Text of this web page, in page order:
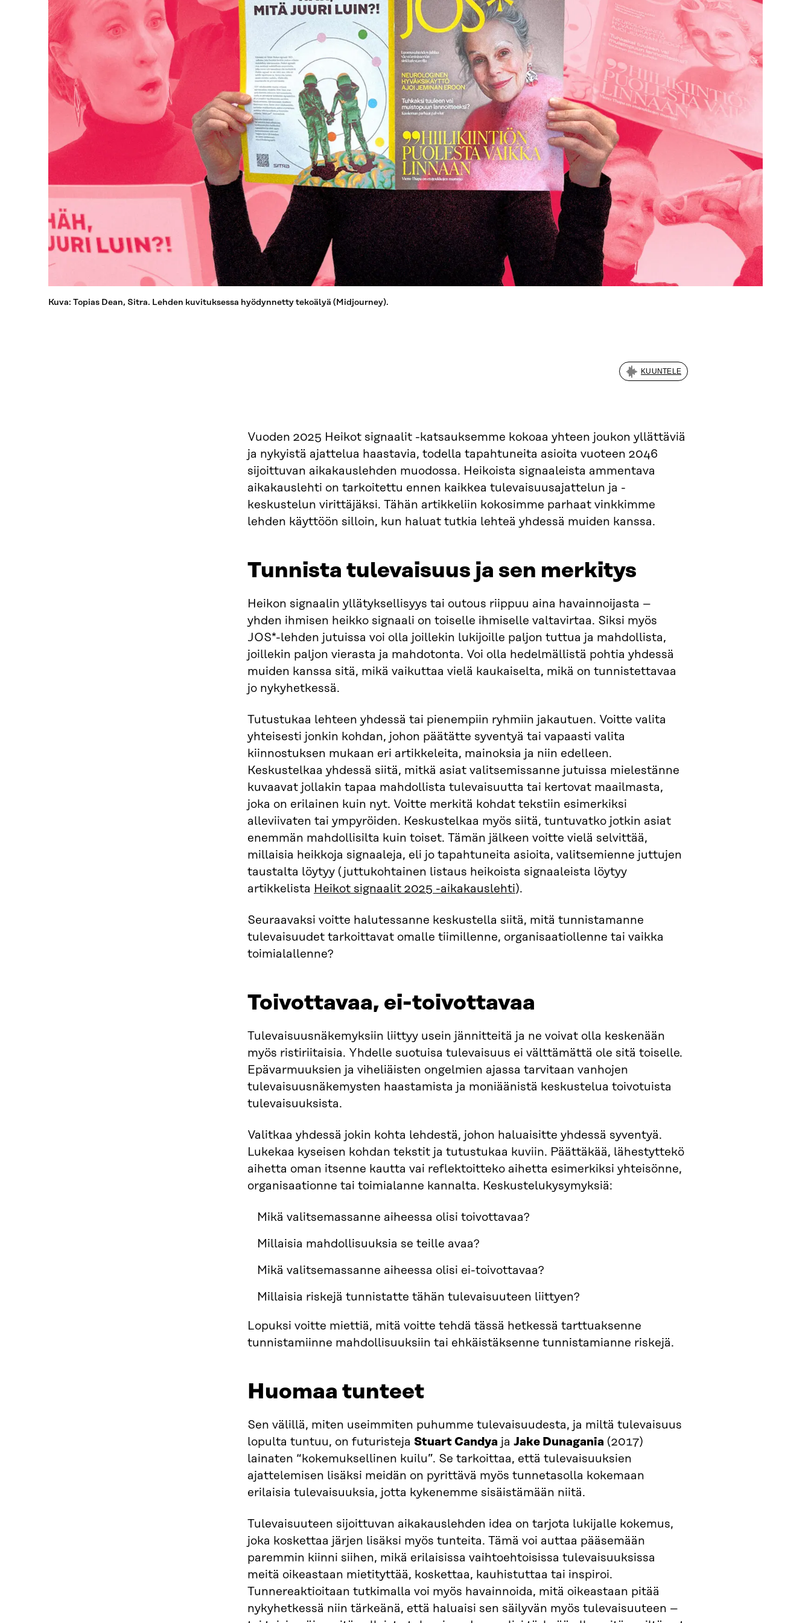
Kuva: Topias Dean, Sitra. Lehden kuvituksessa hyödynnetty tekoälyä (Midjourney).
KUUNTELE
Vuoden 2025 Heikot signaalit -katsauksemme kokoaa yhteen joukon yllättäviä
ja nykyistä ajattelua haastavia, todella tapahtuneita asioita vuoteen 2046
sijoittuvan aikakauslehden muodossa. Heikoista signaaleista ammentava
aikakauslehti on tarkoitettu ennen kaikkea tulevaisuusajattelun ja -
keskustelun virittäjäksi. Tähän artikkeliin kokosimme parhaat vinkkimme
lehden käyttöön silloin, kun haluat tutkia lehteä yhdessä muiden kanssa.
Tunnista tulevaisuus ja sen merkitys
Heikon signaalin yllätyksellisyys tai outous riippuu aina havainnoijasta –
yhden ihmisen heikko signaali on toiselle ihmiselle valtavirtaa. Siksi myös
JOS*-lehden jutuissa voi olla joillekin lukijoille paljon tuttua ja mahdollista,
joillekin paljon vierasta ja mahdotonta. Voi olla hedelmällistä pohtia yhdessä
muiden kanssa sitä, mikä vaikuttaa vielä kaukaiselta, mikä on tunnistettavaa
jo nykyhetkessä.
Tutustukaa lehteen yhdessä tai pienempiin ryhmiin jakautuen. Voitte valita
yhteisesti jonkin kohdan, johon päätätte syventyä tai vapaasti valita
kiinnostuksen mukaan eri artikkeleita, mainoksia ja niin edelleen.
Keskustelkaa yhdessä siitä, mitkä asiat valitsemissanne jutuissa mielestänne
kuvaavat jollakin tapaa mahdollista tulevaisuutta tai kertovat maailmasta,
joka on erilainen kuin nyt. Voitte merkitä kohdat tekstiin esimerkiksi
alleviivaten tai ympyröiden. Keskustelkaa myös siitä, tuntuvatko jotkin asiat
enemmän mahdollisilta kuin toiset. Tämän jälkeen voitte vielä selvittää,
millaisia heikkoja signaaleja, eli jo tapahtuneita asioita, valitsemienne juttujen
taustalta löytyy (juttukohtainen listaus heikoista signaaleista löytyy
artikkelista Heikot signaalit 2025 -aikakauslehti).
Seuraavaksi voitte halutessanne keskustella siitä, mitä tunnistamanne
tulevaisuudet tarkoittavat omalle tiimillenne, organisaatiollenne tai vaikka
toimialallenne?
Toivottavaa, ei-toivottavaa
Tulevaisuusnäkemyksiin liittyy usein jännitteitä ja ne voivat olla keskenään
myös ristiriitaisia. Yhdelle suotuisa tulevaisuus ei välttämättä ole sitä toiselle.
Epävarmuuksien ja viheliäisten ongelmien ajassa tarvitaan vanhojen
tulevaisuusnäkemysten haastamista ja moniäänistä keskustelua toivotuista
tulevaisuuksista.
Valitkaa yhdessä jokin kohta lehdestä, johon haluaisitte yhdessä syventyä.
Lukekaa kyseisen kohdan tekstit ja tutustukaa kuviin. Päättäkää, lähestyttekö
aihetta oman itsenne kautta vai reflektoitteko aihetta esimerkiksi yhteisönne,
organisaationne tai toimialanne kannalta. Keskustelukysymyksiä:
Mikä valitsemassanne aiheessa olisi toivottavaa?
Millaisia mahdollisuuksia se teille avaa?
Mikä valitsemassanne aiheessa olisi ei-toivottavaa?
Millaisia riskejä tunnistatte tähän tulevaisuuteen liittyen?
Lopuksi voitte miettiä, mitä voitte tehdä tässä hetkessä tarttuaksenne
tunnistamiinne mahdollisuuksiin tai ehkäistäksenne tunnistamianne riskejä.
Huomaa tunteet
Sen välillä, miten useimmiten puhumme tulevaisuudesta, ja miltä tulevaisuus
lopulta tuntuu, on futuristeja Stuart Candya ja Jake Dunagania (2017)
lainaten “kokemuksellinen kuilu”. Se tarkoittaa, että tulevaisuuksien
ajattelemisen lisäksi meidän on pyrittävä myös tunnetasolla kokemaan
erilaisia tulevaisuuksia, jotta kykenemme sisäistämään niitä.
Tulevaisuuteen sijoittuvan aikakauslehden idea on tarjota lukijalle kokemus,
joka koskettaa järjen lisäksi myös tunteita. Tämä voi auttaa pääsemään
paremmin kiinni siihen, mikä erilaisissa vaihtoehtoisissa tulevaisuuksissa
meitä oikeastaan mietityttää, koskettaa, kauhistuttaa tai inspiroi.
Tunnereaktioitaan tutkimalla voi myös havainnoida, mitä oikeastaan pitää
nykyhetkessä niin tärkeänä, että haluaisi sen säilyvän myös tulevaisuuteen –